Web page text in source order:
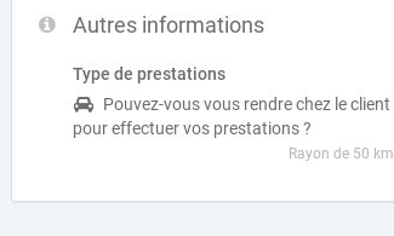
Autres informations
Type de prestations
Pouvez-vous vous rendre chez le client
pour effectuer vos prestations ?
Rayon de 50 km